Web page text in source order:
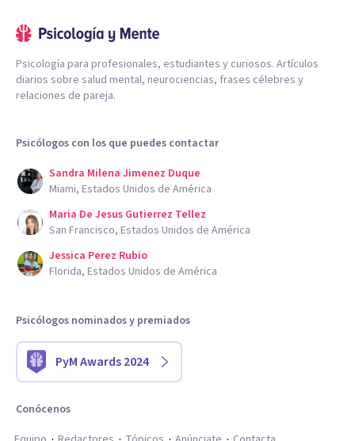
Psicología para profesionales, estudiantes y curiosos. Artículos
diarios sobre salud mental, neurociencias, frases célebres y
relaciones de pareja.
Psicólogos con los que puedes contactar
Sandra Milena Jimenez Duque
Miami, Estados Unidos de América
Maria De Jesus Gutierrez Tellez
San Francisco, Estados Unidos de América
Jessica Perez Rubio
Florida, Estados Unidos de América
Psicólogos nominados y premiados
PyM Awards 2024
Conócenos